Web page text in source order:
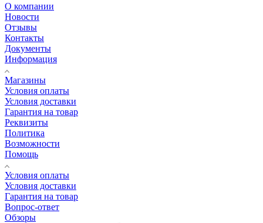
О компании
Новости
Отзывы
Контакты
Документы
Информация
Магазины
Условия оплаты
Условия доставки
Гарантия на товар
Реквизиты
Политика
Возможности
Помощь
Условия оплаты
Условия доставки
Гарантия на товар
Вопрос-ответ
Обзоры